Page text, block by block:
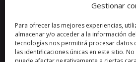
Gestionar
Para ofrecer las mejores experiencias,
almacenar y/o acceder a la información
tecnologías nos permitirá procesar datos
las identificaciones únicas en este sitio.